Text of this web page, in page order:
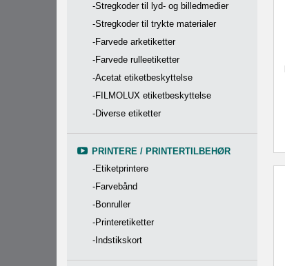
-Stregkoder til lyd- og billedmedier
-Stregkoder til trykte materialer
-Farvede arketiketter
-Farvede rulleetiketter
-Acetat etiketbeskyttelse
-FILMOLUX etiketbeskyttelse
-Diverse etiketter
PRINTERE / PRINTERTILBEHØR
-Etiketprintere
-Farvebånd
-Bonruller
-Printeretiketter
-Indstikskort